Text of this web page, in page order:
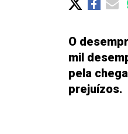
O
mil
pela
prejuízos.